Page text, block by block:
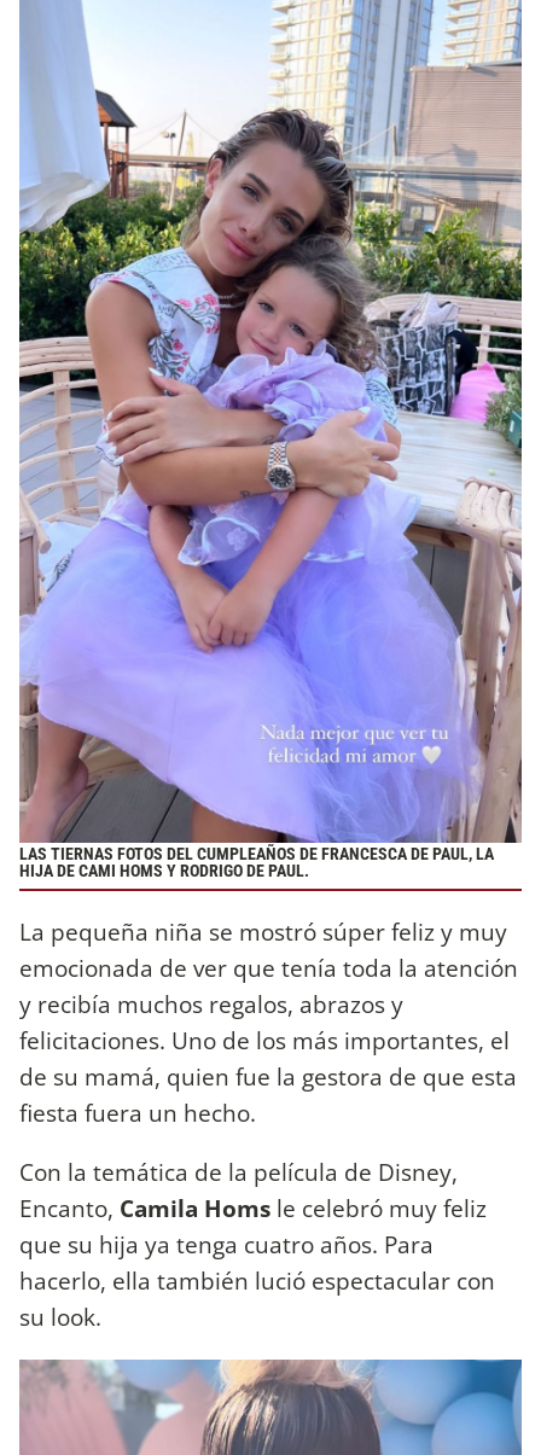
LAS TIERNAS FOTOS DEL CUMPLEAÑOS DE FRANCESCA DE PAUL, LA
HIJA DE CAMI HOMS Y RODRIGO DE PAUL.
La pequeña niña se mostró súper feliz y muy
emocionada de ver que tenía toda la atención
y recibía muchos regalos, abrazos y
felicitaciones. Uno de los más importantes, el
de su mamá, quien fue la gestora de que esta
fiesta fuera un hecho.
Con la temática de la película de Disney,
Encanto, Camila Homs le celebró muy feliz
que su hija ya tenga cuatro años. Para
hacerlo, ella también lució espectacular con
su look.